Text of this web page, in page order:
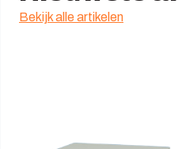
Bekijk alle artikelen